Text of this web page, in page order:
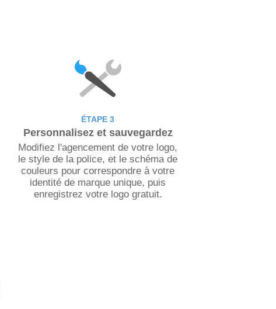
ÉTAPE 3
Personnalisez et sauvegardez
Modifiez l'agencement de votre logo,
le style de la police, et le schéma de
couleurs pour correspondre à votre
identité de marque unique, puis
enregistrez votre logo gratuit.